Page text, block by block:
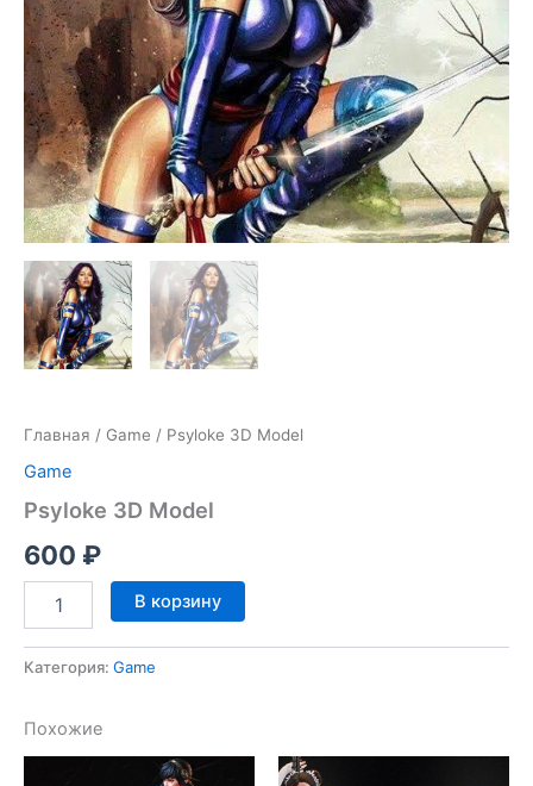
Главная / Game / Psyloke 3D Model
Game
Psyloke 3D Model
600 ₽
Количество
товара
3D
В корзину
Категория: Game
Похожие